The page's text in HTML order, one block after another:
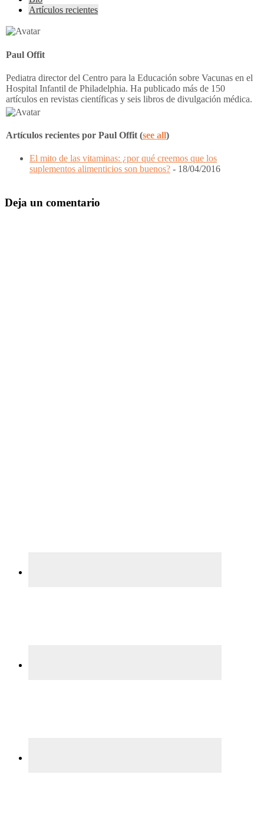
following
tabs
content
Artículos recientes
Paul Offit
Pediatra director del Centro para la Educación sobre Vacunas en el
Hospital Infantil de Philadelphia. Ha publicado más de 150
artículos en revistas científicas y seis libros de divulgación médica.
Artículos recientes por Paul Offit (see all)
El mito de las vitaminas: ¿por qué creemos que los
suplementos alimenticios son buenos? - 18/04/2016
del
Deja un comentario